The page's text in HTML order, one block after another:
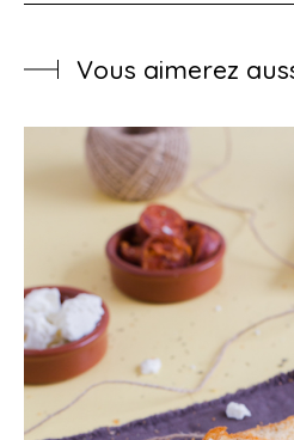
Vous aimerez